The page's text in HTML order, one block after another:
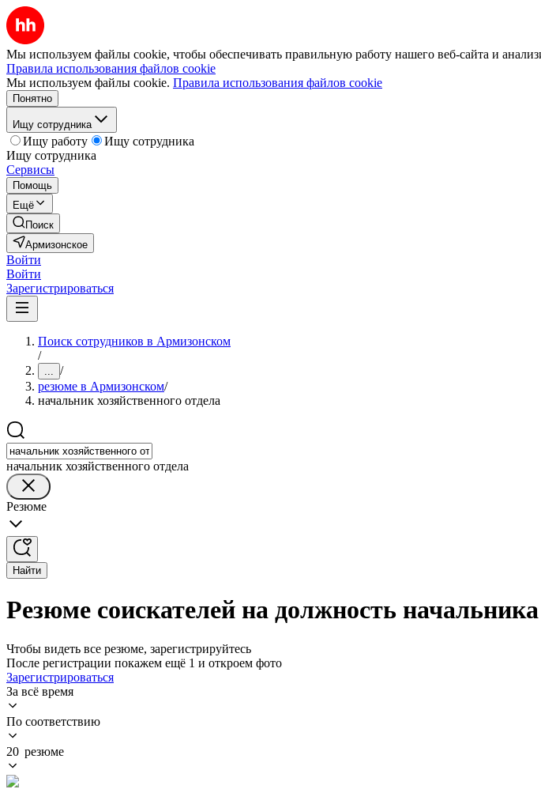
Мы используем файлы cookie, чтобы обеспечивать правильную работу нашего веб-сайта и
Правила использования файлов cookie
Мы используем файлы cookie. Правила использования файлов cookie
Понятно
Ищу сотрудника
Ищу работу
Ищу сотрудника
Ищу сотрудника
Сервисы
Помощь
Ещё
Поиск
Армизонское
Войти
Войти
Зарегистрироваться
Поиск сотрудников в Армизонском
/
... /
резюме в Армизонском/
начальник хозяйственного отдела
начальник хозяйственного отдела
Резюме
Найти
Резюме соискателей на должность
Чтобы видеть все резюме, зарегистрируйтесь
После регистрации покажем ещё 1 и откроем фото
Зарегистрироваться
За всё время
По соответствию
20 резюме